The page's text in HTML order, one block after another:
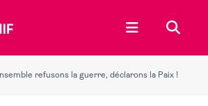
Ouvrir le
refusons la guerre, déclarons la Paix !